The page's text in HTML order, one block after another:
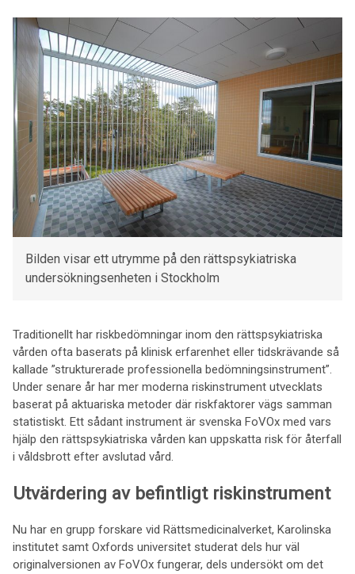
Bilden visar ett utrymme på den rättspsykiatriska
undersökningsenheten i Stockholm
Traditionellt har riskbedömningar inom den rättspsykiatriska
vården ofta baserats på klinisk erfarenhet eller tidskrävande så
kallade ”strukturerade professionella bedömningsinstrument”.
Under senare år har mer moderna riskinstrument utvecklats
baserat på aktuariska metoder där riskfaktorer vägs samman
statistiskt. Ett sådant instrument är svenska FoVOx med vars
hjälp den rättspsykiatriska vården kan uppskatta risk för återfall
i våldsbrott efter avslutad vård.
Utvärdering av befintligt riskinstrument
Nu har en grupp forskare vid Rättsmedicinalverket, Karolinska
institutet samt Oxfords universitet studerat dels hur väl
originalversionen av FoVOx fungerar, dels undersökt om det